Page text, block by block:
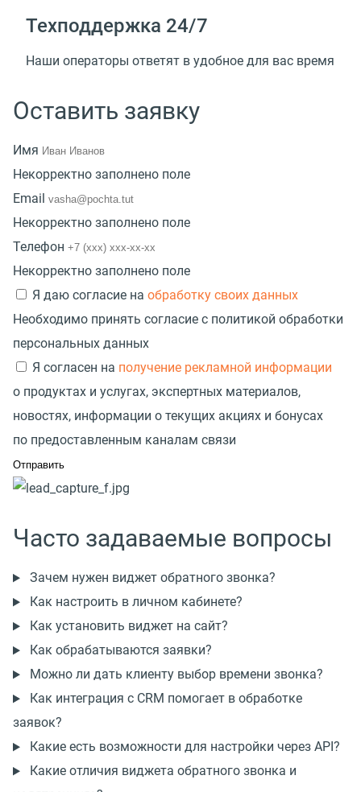
Техподдержка 24/7
Наши операторы ответят в удобное для вас время
Оставить заявку
Имя
Некорректно заполнено поле
Email
Некорректно заполнено поле
Телефон
Некорректно заполнено поле
Я даю согласие на обработку своих данных
Необходимо принять согласие с политикой обработки
персональных данных
Я согласен на получение рекламной информации
о продуктах и услугах, экспертных материалов,
новостях, информации о текущих акциях и бонусах
по предоставленным каналам связи
Часто задаваемые вопросы
Зачем нужен виджет обратного звонка?
Как настроить в личном кабинете?
Как установить виджет на сайт?
Как обрабатываются заявки?
Можно ли дать клиенту выбор времени звонка?
Как интеграция с CRM помогает в обработке
заявок?
Какие есть возможности для настройки через API?
Какие отличия виджета обратного звонка и